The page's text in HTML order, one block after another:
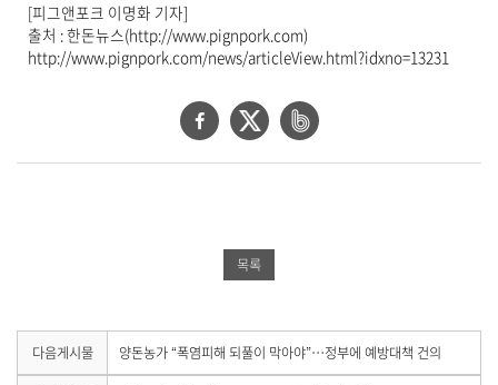
[피그앤포크 이명화 기자]
출처 : 한돈뉴스(http://www.pignpork.com)
http://www.pignpork.com/news/articleView.html?idxno=13231
페
기
트
유
하
네
하
목록
다음게시물
다
음
양돈농가 “폭염피해 되풀이 막아야”…정부에 예방대책 건의